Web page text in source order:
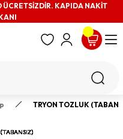
ÜCRETSİZDİR. KAPIDA NAKİT
TRYON TOZLUK